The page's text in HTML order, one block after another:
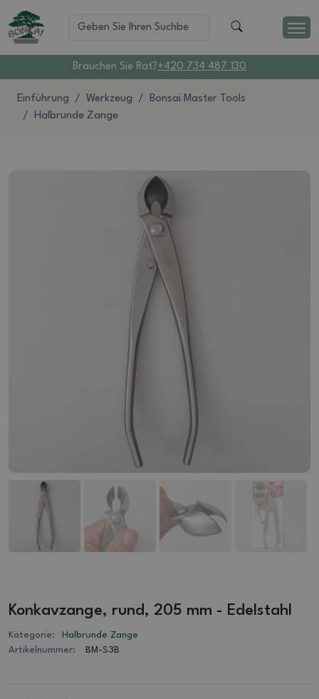
Brauchen Sie Rat?+420 734 487 130
Einführung Werkzeug
Bonsai Master Tools
Halbrunde Zange
Konkavzange, rund, 205 mm - Edelstahl
Kategorie:
Halbrunde Zange
Artikelnummer:
BM-S3B